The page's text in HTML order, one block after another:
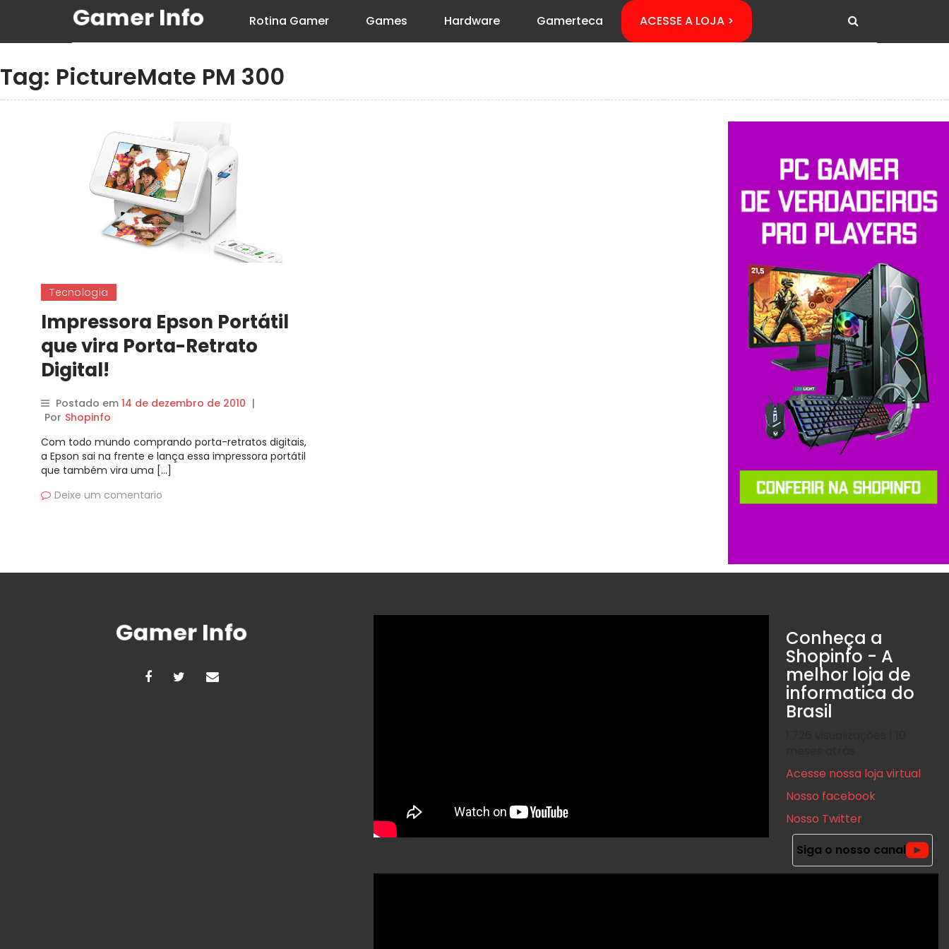
Rotina Gamer Games Hardware Gamerteca ACESSE A LOJA >
Tag: PictureMate PM 300
Tecnologia
Impressora Epson Portátil
que vira Porta-Retrato
Digital!
Postado em14 de dezembro de 2010 |
Por Shopinfo
Com todo mundo comprando porta-retratos digitais,
a Epson sai na frente e lança essa impressora portátil
que também vira uma […]
Deixe um comentario
Conheça a
Shopinfo - A
melhor loja de
informatica do
Brasil
Acesse nossa loja virtual
Nosso facebook
Nosso Twitter
Siga o nosso canal